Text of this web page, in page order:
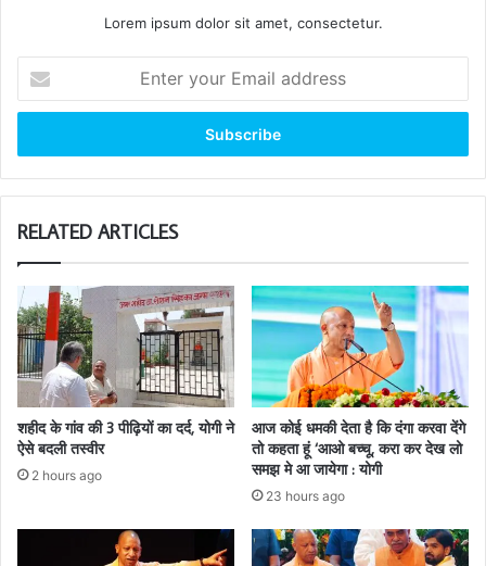
Lorem ipsum dolor sit amet, consectetur.
your
Email
RELATED ARTICLES
शहीद के गांव की 3 पीढ़ियों का दर्द, योगी ने
ऐसे बदली तस्वीर
2 hours ago
आज कोई धमकी देता है कि दंगा करवा देंगे
तो कहता हूं ‘आओ बच्चू, करा कर देख लो
समझ मे आ जायेगा : योगी
23 hours ago